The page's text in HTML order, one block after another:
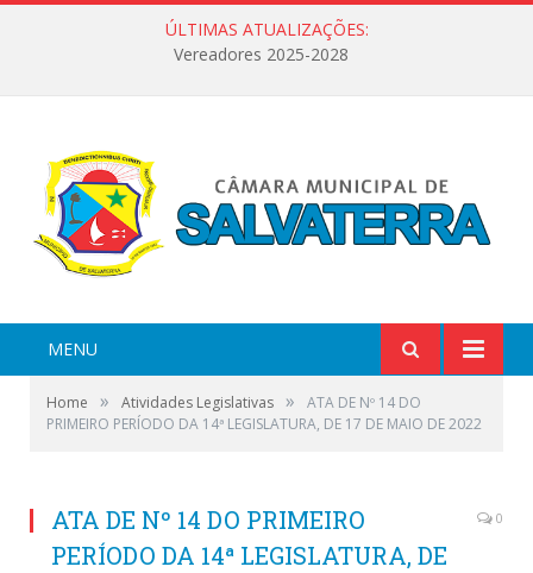
ÚLTIMAS ATUALIZAÇÕES:
Vereadores 2025-2028
MENU
Home » Atividades Legislativas »
ATA DE Nº 14 DO
PRIMEIRO PERÍODO DA 14ª LEGISLATURA, DE 17 DE MAIO DE 2022
ATA DE Nº 14 DO PRIMEIRO
PERÍODO DA 14ª LEGISLATURA, DE
0